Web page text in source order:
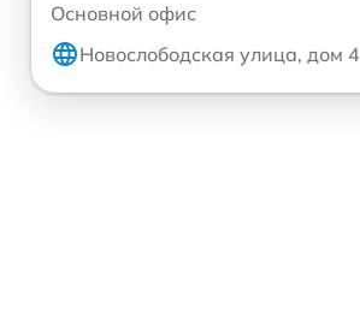
Основной офис
Новослободская улица, дом 4